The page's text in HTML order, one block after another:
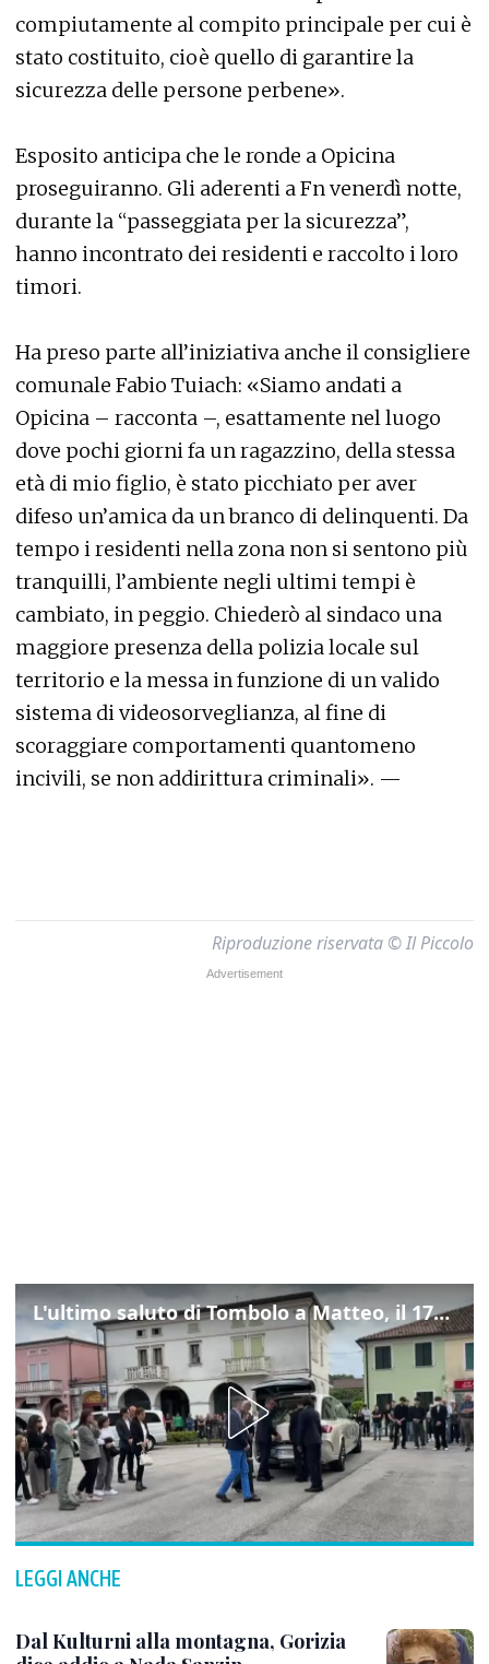
compiutamente al compito principale per cui è
stato costituito, cioè quello di garantire la
sicurezza delle persone perbene».
Esposito anticipa che le ronde a Opicina
proseguiranno. Gli aderenti a Fn venerdì notte,
durante la “passeggiata per la sicurezza”,
hanno incontrato dei residenti e raccolto i loro
timori.
Ha preso parte all’iniziativa anche il consigliere
comunale Fabio Tuiach: «Siamo andati a
Opicina – racconta –, esattamente nel luogo
dove pochi giorni fa un ragazzino, della stessa
età di mio figlio, è stato picchiato per aver
difeso un’amica da un branco di delinquenti. Da
tempo i residenti nella zona non si sentono più
tranquilli, l’ambiente negli ultimi tempi è
cambiato, in peggio. Chiederò al sindaco una
maggiore presenza della polizia locale sul
territorio e la messa in funzione di un valido
sistema di videosorveglianza, al fine di
scoraggiare comportamenti quantomeno
incivili, se non addirittura criminali». —
Riproduzione riservata © Il Piccolo
L'ultimo saluto di Tombolo a Matteo, il 17enne morto di tumore. Il video
LEGGI ANCHE
Dal Kulturni alla montagna, Gorizia